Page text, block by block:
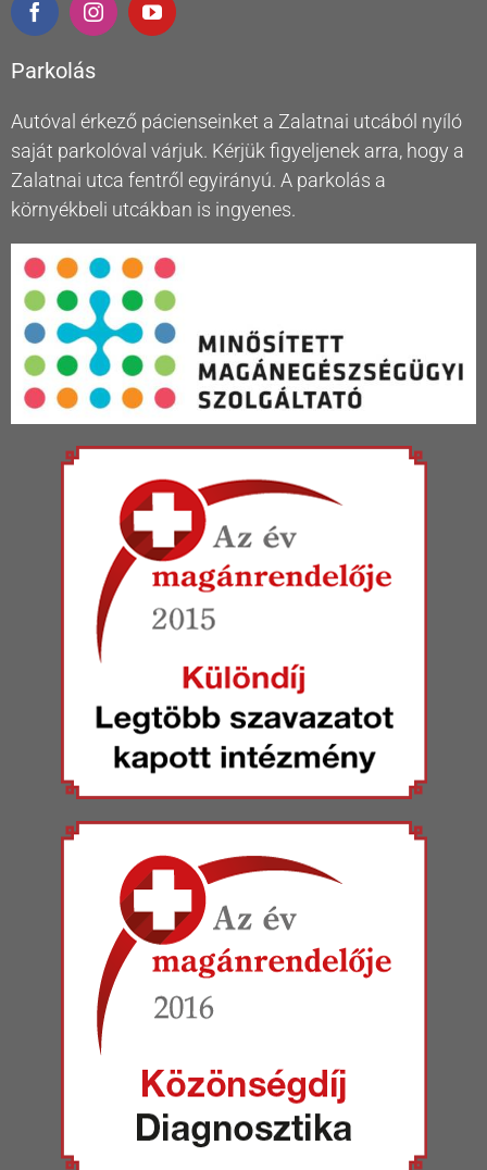
Parkolás
Autóval érkező pácienseinket a Zalatnai utcából nyíló
saját parkolóval várjuk. Kérjük figyeljenek arra, hogy a
Zalatnai utca fentről egyirányú. A parkolás a
környékbeli utcákban is ingyenes.